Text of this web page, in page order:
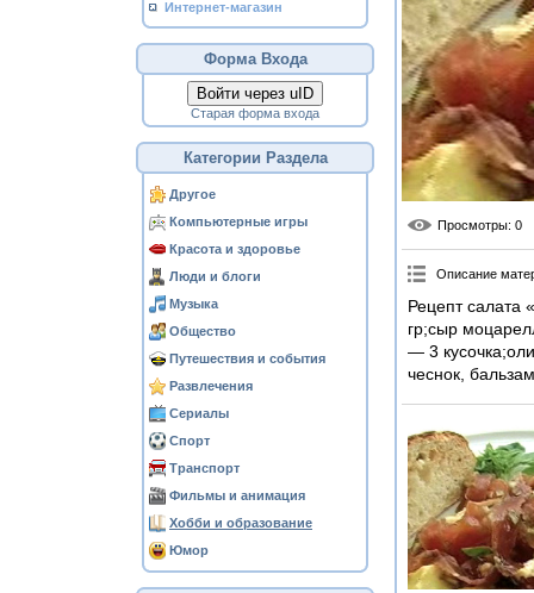
Интернет-магазин
Форма Входа
Войти через uID
Старая форма входа
Категории Раздела
Другое
Компьютерные игры
Красота и здоровье
Люди и блоги
Музыка
Общество
Путешествия и события
Развлечения
Сериалы
Спорт
Транспорт
Фильмы и анимация
Хобби и образование
Юмор
Просмотры: 0
Описание
Рецепт салата
гр;сыр
— 3
чеснок,